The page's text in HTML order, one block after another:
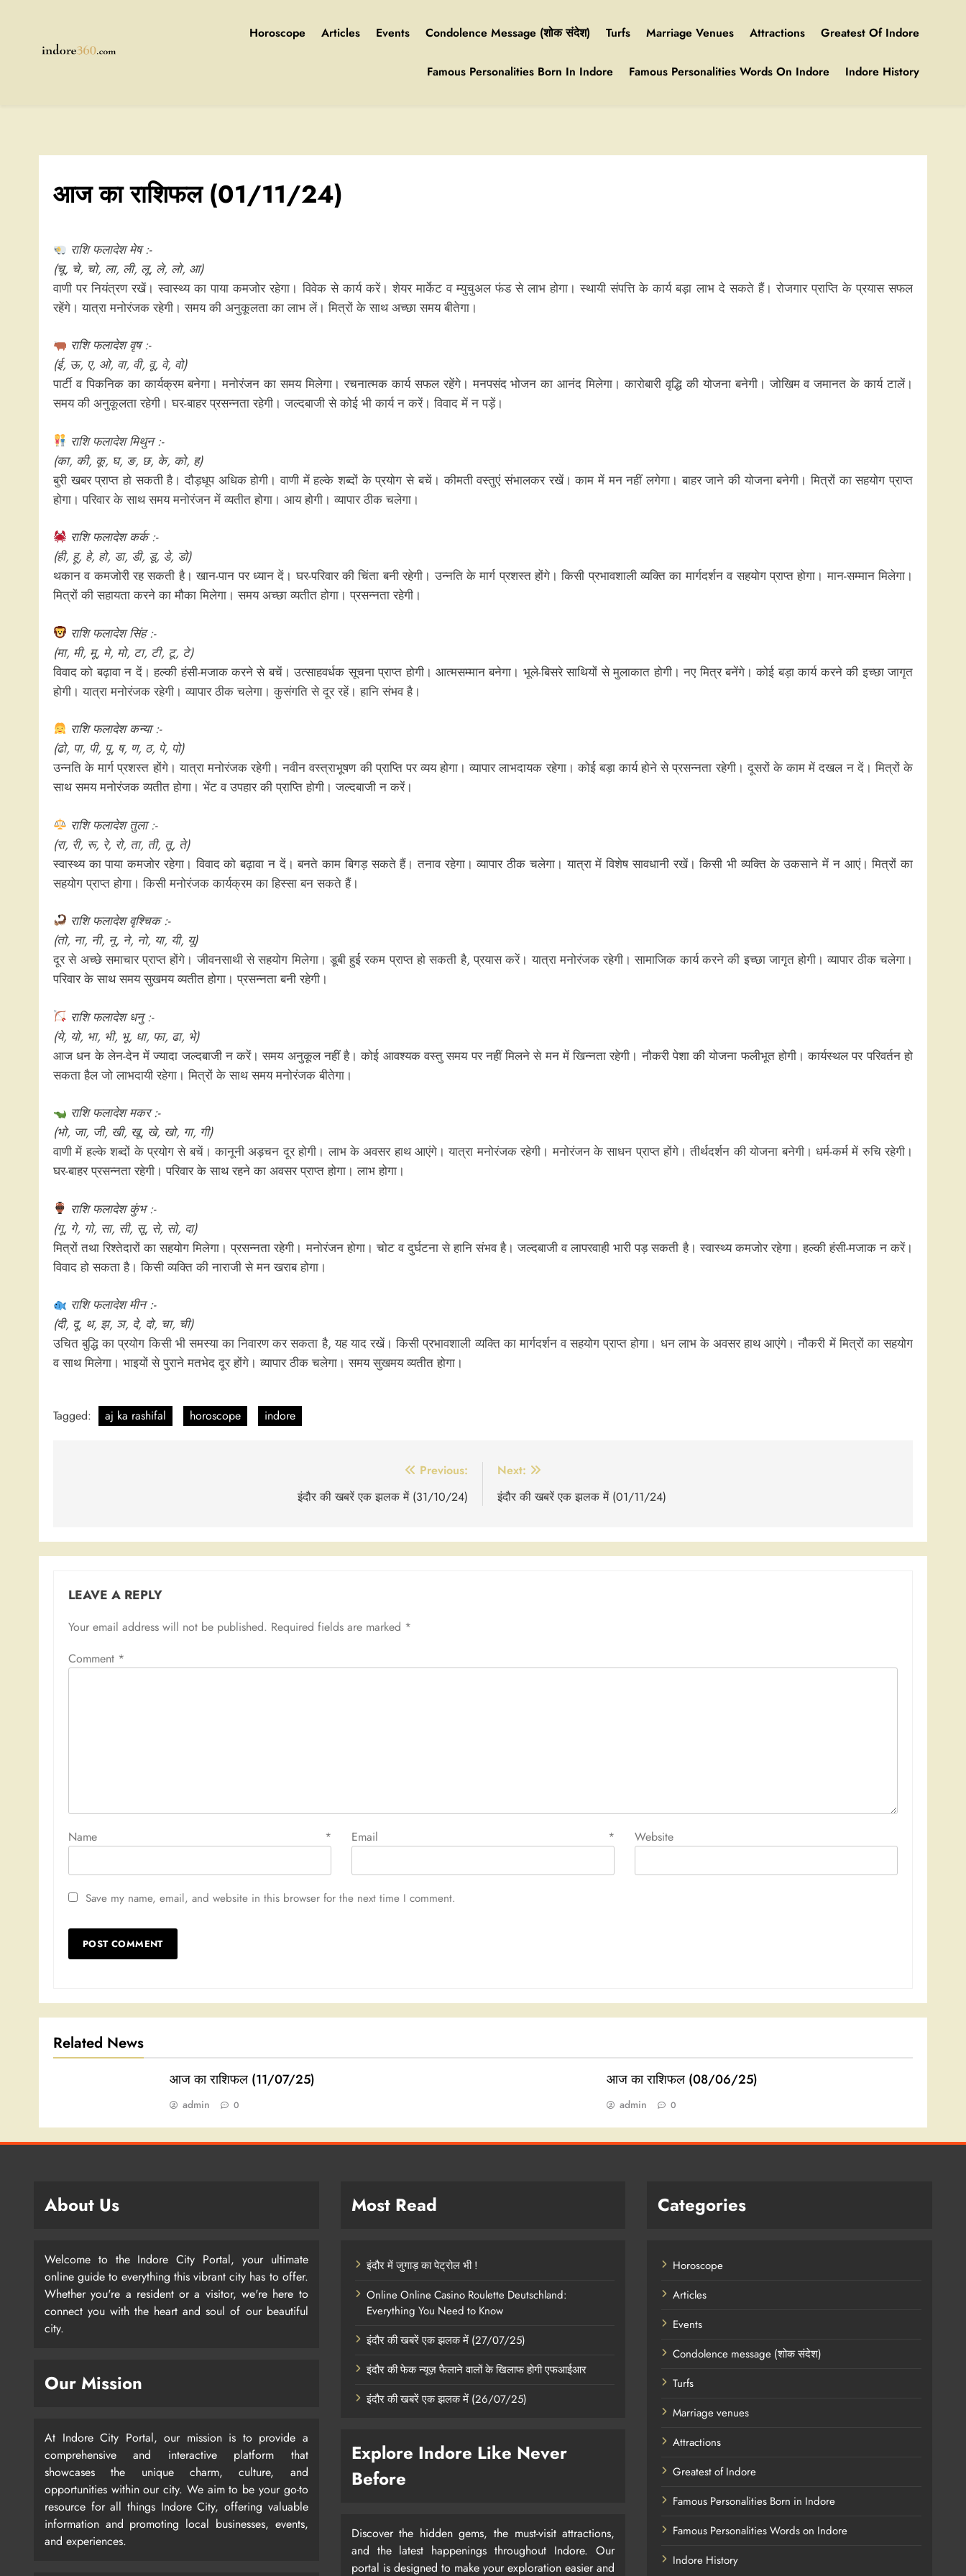
Horoscope Articles Events Condolence Message (शोक संदेश) Turfs Marriage Venues Attractions Greatest Of Indore
Famous Personalities Born In Indore Famous Personalities Words On Indore Indore History
आज का राशिफल (01/11/24)
राशि फलादेश मेष :-
(चू, चे, चो, ला, ली, लू, ले, लो, आ)
वाणी पर नियंत्रण रखें। स्वास्‍थ्य का पाया कमजोर रहेगा। विवेक से कार्य करें। शेयर मार्केट व म्युचुअल फंड से लाभ होगा। स्थायी संपत्ति के कार्य बड़ा लाभ दे सकते हैं। रोजगार प्राप्ति के प्रयास सफल
रहेंगे। यात्रा मनोरंजक रहेगी। समय की अनुकूलता का लाभ लें। मित्रों के साथ अच्छा समय बीतेगा।
राशि फलादेश वृष :-
(ई, ऊ, ए, ओ, वा, वी, वू, वे, वो)
पार्टी व पिकनिक का कार्यक्रम बनेगा। मनोरंजन का समय मिलेगा। रचनात्मक कार्य सफल रहेंगे। मनपसंद भोजन का आनंद मिलेगा। कारोबारी वृद्धि की योजना बनेगी। जोखिम व जमानत के कार्य टालें।
समय की अनुकूलता रहेगी। घर-बाहर प्रसन्नता रहेगी। जल्दबाजी से कोई भी कार्य न करें। विवाद में न पड़ें।
राशि फलादेश मिथुन :-
(का, की, कू, घ, ङ, छ, के, को, ह)
बुरी खबर प्राप्त हो सकती है। दौड़धूप अधिक होगी। वाणी में हल्के शब्दों के प्रयोग से बचें। कीमती वस्तुएं संभालकर रखें। काम में मन नहीं लगेगा। बाहर जाने की योजना बनेगी। मित्रों का सहयोग प्राप्त
होगा। परिवार के साथ समय मनोरंजन में व्यतीत होगा। आय होगी। व्यापार ठीक चलेगा।
राशि फलादेश कर्क :-
(ही, हू, हे, हो, डा, डी, डू, डे, डो)
थकान व कमजोरी रह सकती है। खान-पान पर ध्यान दें। घर-परिवार की चिंता बनी रहेगी। उन्नति के मार्ग प्रशस्त होंगे। किसी प्रभावशाली व्यक्ति का मार्गदर्शन व सहयोग प्राप्त होगा। मान-सम्मान मिलेगा।
मित्रों की सहायता करने का मौका मिलेगा। समय अच्छा व्यतीत होगा। प्रसन्नता रहेगी।
राशि फलादेश सिंह :-
(मा, मी, मू, मे, मो, टा, टी, टू, टे)
विवाद को बढ़ावा न दें। हल्की हंसी-मजाक करने से बचें। उत्साहवर्धक सूचना प्राप्त होगी। आत्मसम्मान बनेगा। भूले-बिसरे साथियों से मुलाकात होगी। नए मित्र बनेंगे। कोई बड़ा कार्य करने की इच्छा जागृत
होगी। यात्रा मनोरंजक रहेगी। व्यापार ठीक चलेगा। कुसंगति से दूर रहें। हानि संभव है।
राशि फलादेश कन्या :-
(ढो, पा, पी, पू, ष, ण, ठ, पे, पो)
उन्नति के मार्ग प्रशस्त होंगे। यात्रा मनोरंजक रहेगी। नवीन वस्त्राभूषण की प्राप्ति पर व्यय होगा। व्यापार लाभदायक रहेगा। कोई बड़ा कार्य होने से प्रसन्नता रहेगी। दूसरों के काम में दखल न दें। मित्रों के
साथ समय मनोरंजक व्यतीत होगा। भेंट व उपहार की प्राप्ति होगी। जल्दबाजी न करें।
राशि फलादेश तुला :-
(रा, री, रू, रे, रो, ता, ती, तू, ते)
स्वास्थ्य का पाया कमजोर रहेगा। विवाद को बढ़ावा न दें। बनते काम बिगड़ सकते हैं। तनाव रहेगा। व्यापार ठीक चलेगा। यात्रा में विशेष सावधानी रखें। किसी भी व्यक्ति के उकसाने में न आएं। मित्रों का
सहयोग प्राप्त होगा। किसी मनोरंजक कार्यक्रम का हिस्सा बन सकते हैं।
राशि फलादेश वृश्चिक :-
(तो, ना, नी, नू, ने, नो, या, यी, यू)
दूर से अच्‍छे समाचार प्राप्त होंगे। जीवनसाथी से सहयोग मिलेगा। डूबी हुई रकम प्राप्त हो सकती है, प्रयास करें। यात्रा मनोरंजक रहेगी। सामाजिक कार्य करने की इच्छा जागृत होगी। व्यापार ठीक चलेगा।
परिवार के साथ समय सुखमय व्यतीत होगा। प्रसन्नता बनी रहेगी।
राशि फलादेश धनु :-
(ये, यो, भा, भी, भू, धा, फा, ढा, भे)
आज धन के लेन-देन में ज्यादा जल्दबाजी न करें। समय अनुकूल नहीं है। कोई आवश्यक वस्तु समय पर नहीं मिलने से मन में खिन्नता रहेगी। नौकरी पेशा की योजना फलीभूत होगी। कार्यस्थल पर परिवर्तन हो
सकता हैल जो लाभदायी रहेगा। मित्रों के साथ समय मनोरंजक बीतेगा।
राशि फलादेश मकर :-
(भो, जा, जी, खी, खू, खे, खो, गा, गी)
वाणी में हल्के शब्दों के प्रयोग से बचें। कानूनी अड़चन दूर होगी। लाभ के अवसर हाथ आएंगे। यात्रा मनोरंजक रहेगी। मनोरंजन के साधन प्राप्त होंगे। तीर्थदर्शन की योजना बनेगी। धर्म-कर्म में रुचि रहेगी।
घर-बाहर प्रसन्नता रहेगी। परिवार के साथ रहने का अवसर प्राप्त होगा। लाभ होगा।
राशि फलादेश कुंभ :-
(गू, गे, गो, सा, सी, सू, से, सो, दा)
मित्रों तथा रिश्तेदारों का सहयोग मिलेगा। प्रसन्नता रहेगी। मनोरंजन होगा। चोट व दुर्घटना से हानि संभव है। जल्दबाजी व लापरवाही भारी पड़ सकती है। स्वास्थ्य कमजोर रहेगा। हल्की हंसी-मजाक न करें।
विवाद हो सकता है। किसी व्यक्ति की नाराजी से मन खराब होगा।
राशि फलादेश मीन :-
(दी, दू, थ, झ, ञ, दे, दो, चा, ची)
उचित बुद्धि का प्रयोग किसी भी समस्या का निवारण कर सकता है, यह याद रखें। किसी प्रभावशाली व्यक्ति का मार्गदर्शन व सहयोग प्राप्त होगा। धन लाभ के अवसर हाथ आएंगे। नौकरी में मित्रों का सहयोग
व साथ मिलेगा। भाइयों से पुराने मतभेद दूर होंगे। व्यापार ठीक चलेगा। समय सुखमय व्यतीत होगा।
Tagged: aj ka rashifal horoscope indore
Previous:
इंदौर की खबरें एक झलक में (31/10/24)
Next:
इंदौर की खबरें एक झलक में (01/11/24)
LEAVE A REPLY
Your email address will not be published. Required fields are marked *
Comment *
Name * Email * Website
Save my name, email, and website in this browser for the next time I comment.
Related News
आज का राशिफल (11/07/25)
admin 0
आज का राशिफल (08/06/25)
admin 0
About Us
Welcome to the Indore City Portal, your ultimate
online guide to everything this vibrant city has to offer.
Whether you're a resident or a visitor, we're here to
connect you with the heart and soul of our beautiful
city.
Our Mission
At Indore City Portal, our mission is to provide a
comprehensive and interactive platform that
showcases the unique charm, culture, and
opportunities within our city. We aim to be your go-to
resource for all things Indore City, offering valuable
information and promoting local businesses, events,
and experiences.
Most Read
इंदौर में जुगाड़ का पेट्रोल भी !
Online Online Casino Roulette Deutschland:
Everything You Need to Know
इंदौर की खबरें एक झलक में (27/07/25)
इंदौर की फेक न्यूज़ फैलाने वालों के खिलाफ होगी एफआईआर
इंदौर की खबरें एक झलक में (26/07/25)
Explore Indore Like Never
Before
Discover the hidden gems, the must-visit attractions,
and the latest happenings throughout Indore. Our
portal is designed to make your exploration easier and
Categories
Horoscope
Articles
Events
Condolence message (शोक संदेश)
Turfs
Marriage venues
Attractions
Greatest of Indore
Famous Personalities Born in Indore
Famous Personalities Words on Indore
Indore History